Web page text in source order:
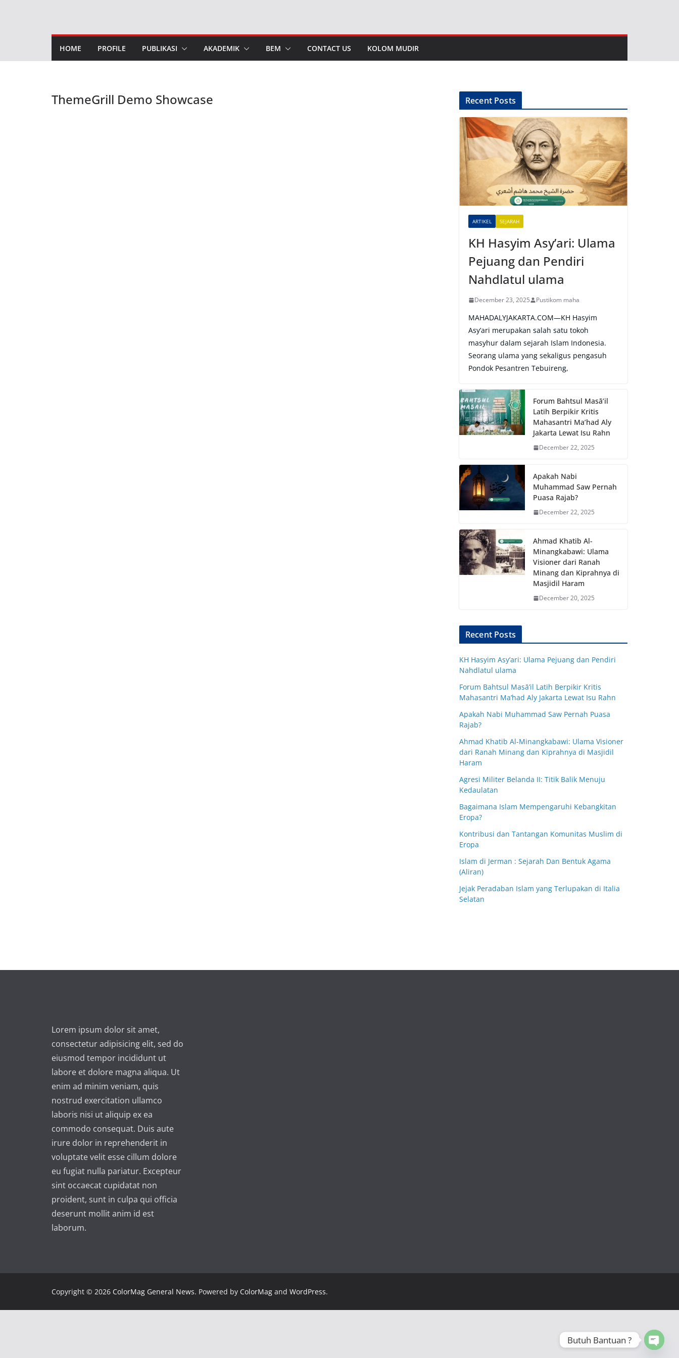
HOME PROFILE PUBLIKASI AKADEMIK BEM CONTACT US KOLOM MUDIR
ThemeGrill Demo Showcase Recent Posts
ARTIKEL SEJARAH
KH Hasyim Asy’ari: Ulama
Pejuang dan Pendiri
Nahdlatul ulama
December 23, 2025 Pustikom maha
MAHADALYJAKARTA.COM—KH Hasyim
Asy’ari merupakan salah satu tokoh
masyhur dalam sejarah Islam Indonesia.
Seorang ulama yang sekaligus pengasuh
Pondok Pesantren Tebuireng,
Forum Bahtsul Masā’il
Latih Berpikir Kritis
Mahasantri Ma’had Aly
Jakarta Lewat Isu Rahn
December 22, 2025
Apakah Nabi
Muhammad Saw Pernah
Puasa Rajab?
December 22, 2025
Ahmad Khatib Al-
Minangkabawi: Ulama
Visioner dari Ranah
Minang dan Kiprahnya di
Masjidil Haram
December 20, 2025
Recent Posts
KH Hasyim Asy’ari: Ulama Pejuang dan Pendiri
Nahdlatul ulama
Forum Bahtsul Masā’il Latih Berpikir Kritis
Mahasantri Ma’had Aly Jakarta Lewat Isu Rahn
Apakah Nabi Muhammad Saw Pernah Puasa
Rajab?
Ahmad Khatib Al-Minangkabawi: Ulama Visioner
dari Ranah Minang dan Kiprahnya di Masjidil
Haram
Agresi Militer Belanda II: Titik Balik Menuju
Kedaulatan
Bagaimana Islam Mempengaruhi Kebangkitan
Eropa?
Kontribusi dan Tantangan Komunitas Muslim di
Eropa
Islam di Jerman : Sejarah Dan Bentuk Agama
(Aliran)
Jejak Peradaban Islam yang Terlupakan di Italia
Selatan
Lorem ipsum dolor sit amet,
consectetur adipisicing elit, sed do
eiusmod tempor incididunt ut
labore et dolore magna aliqua. Ut
enim ad minim veniam, quis
nostrud exercitation ullamco
laboris nisi ut aliquip ex ea
commodo consequat. Duis aute
irure dolor in reprehenderit in
voluptate velit esse cillum dolore
eu fugiat nulla pariatur. Excepteur
sint occaecat cupidatat non
proident, sunt in culpa qui officia
deserunt mollit anim id est
laborum.
Copyright © 2026 ColorMag General News. Powered by ColorMag and WordPress.
Butuh Bantuan ?